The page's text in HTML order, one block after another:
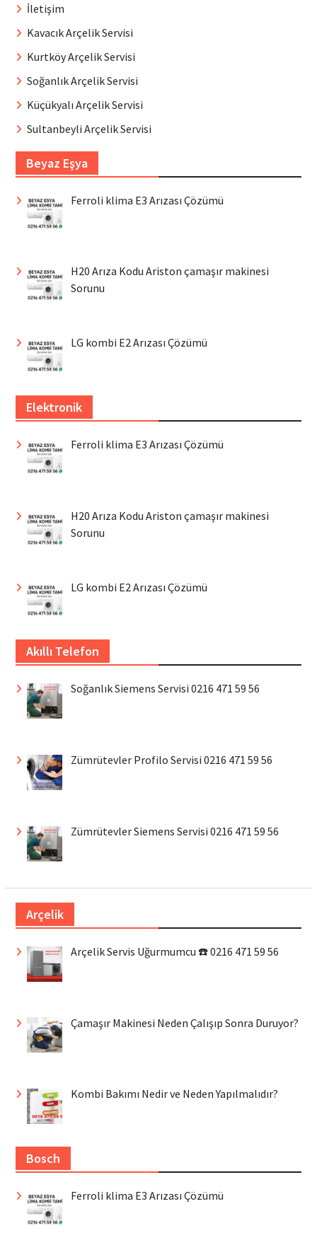
İletişim
Kavacık Arçelik Servisi
Kurtköy Arçelik Servisi
Soğanlık Arçelik Servisi
Küçükyalı Arçelik Servisi
Sultanbeyli Arçelik Servisi
Beyaz Eşya
Ferroli klima E3 Arızası Çözümü
H20 Arıza Kodu Ariston çamaşır makinesi
Sorunu
LG kombi E2 Arızası Çözümü
Elektronik
Ferroli klima E3 Arızası Çözümü
H20 Arıza Kodu Ariston çamaşır makinesi
Sorunu
LG kombi E2 Arızası Çözümü
Akıllı Telefon
Soğanlık Siemens Servisi 0216 471 59 56
Zümrütevler Profilo Servisi 0216 471 59 56
Zümrütevler Siemens Servisi 0216 471 59 56
Arçelik
Arçelik Servis Uğurmumcu ☎️ 0216 471 59 56
Çamaşır Makinesi Neden Çalışıp Sonra Duruyor?
Kombi Bakımı Nedir ve Neden Yapılmalıdır?
Bosch
Ferroli klima E3 Arızası Çözümü